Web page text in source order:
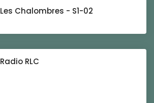
Les Chalombres - S1-02
Radio RLC